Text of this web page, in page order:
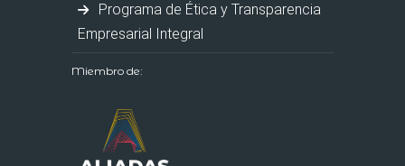
Programa de Ética y Transparencia
Empresarial Integral
Miembro de: